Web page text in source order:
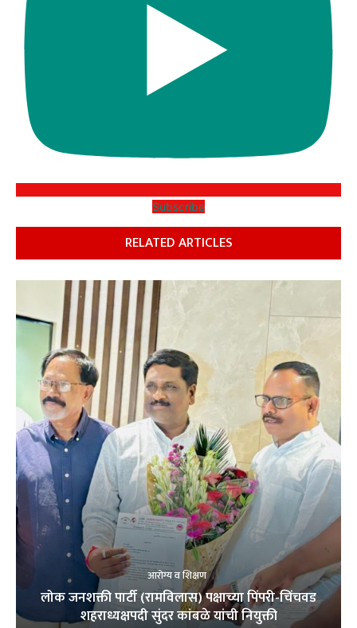
Subscribe
RELATED ARTICLES
आरोग्य व शिक्षण
लोक जनशक्ती पार्टी (रामविलास) पक्षाच्या पिंपरी-चिंचवड
शहराध्यक्षपदी सुंदर कांबळे यांची नियुक्ती